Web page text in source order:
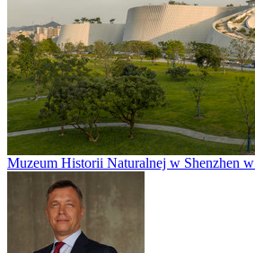
Muzeum Historii Naturalnej w Shenzhen